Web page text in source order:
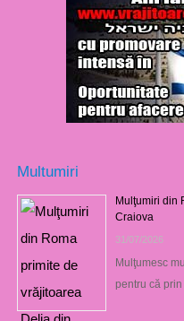
Multumiri
Mulţumiri din
Craiova
31/07/2026
Mulţumesc
pentru că prin